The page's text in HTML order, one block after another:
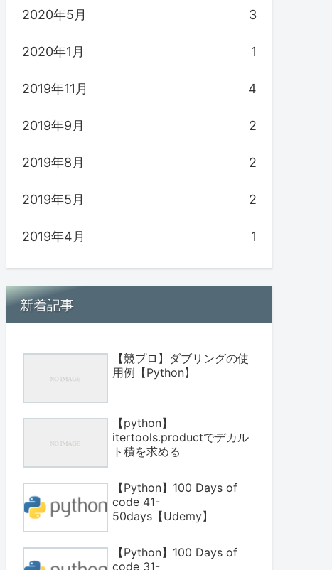
2020年5月 3
2020年1月 1
2019年11月 4
2019年9月 2
2019年8月 2
2019年5月 2
2019年4月 1
新着記事
【競プロ】ダブリングの使
用例【Python】
【python】
itertools.productでデカル
ト積を求める
【Python】100 Days of
code 41-
50days【Udemy】
【Python】100 Days of
code 31-